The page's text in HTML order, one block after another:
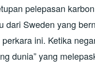
pelepasan
dari Sweden yang
ini. Ketika
dunia” yang